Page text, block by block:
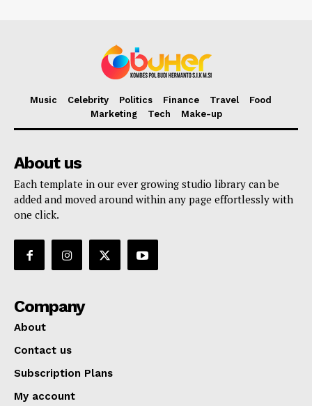
Music Celebrity Politics Finance Travel
Food
Marketing
Tech Make-up
About us
Each template in our ever growing studio library can be
added and moved around within any page effortlessly with
one click.
Company
About
Contact us
Subscription Plans
My account